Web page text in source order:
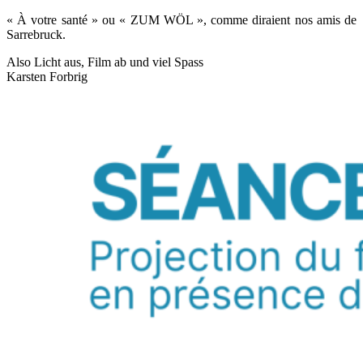
« À votre santé » ou « ZUM WÖL », comme diraient nos amis de
Sarrebruck.
Also Licht aus, Film ab und viel Spass
Karsten Forbrig